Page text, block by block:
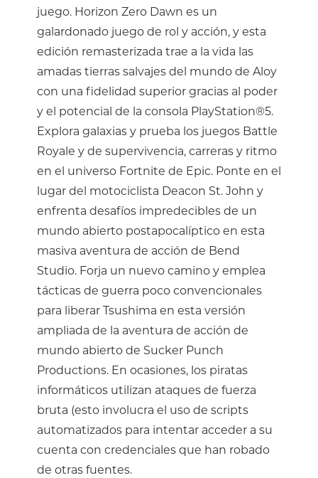
juego. Horizon Zero Dawn es un
galardonado juego de rol y acción, y esta
edición remasterizada trae a la vida las
amadas tierras salvajes del mundo de Aloy
con una fidelidad superior gracias al poder
y el potencial de la consola PlayStation®5.
Explora galaxias y prueba los juegos Battle
Royale y de supervivencia, carreras y ritmo
en el universo Fortnite de Epic. Ponte en el
lugar del motociclista Deacon St. John y
enfrenta desafíos impredecibles de un
mundo abierto postapocalíptico en esta
masiva aventura de acción de Bend
Studio. Forja un nuevo camino y emplea
tácticas de guerra poco convencionales
para liberar Tsushima en esta versión
ampliada de la aventura de acción de
mundo abierto de Sucker Punch
Productions. En ocasiones, los piratas
informáticos utilizan ataques de fuerza
bruta (esto involucra el uso de scripts
automatizados para intentar acceder a su
cuenta con credenciales que han robado
de otras fuentes.